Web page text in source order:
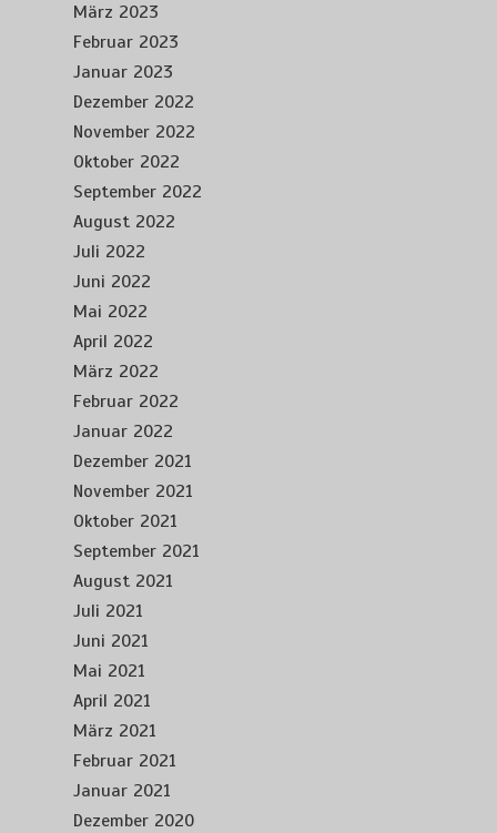
März 2023
Februar 2023
Januar 2023
Dezember 2022
November 2022
Oktober 2022
September 2022
August 2022
Juli 2022
Juni 2022
Mai 2022
April 2022
März 2022
Februar 2022
Januar 2022
Dezember 2021
November 2021
Oktober 2021
September 2021
August 2021
Juli 2021
Juni 2021
Mai 2021
April 2021
März 2021
Februar 2021
Januar 2021
Dezember 2020